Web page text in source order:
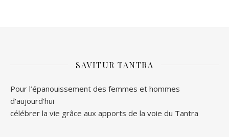
SAVITUR TANTRA
Pour l’épanouissement des femmes et hommes
d'aujourd'hui
célébrer la vie grâce aux apports de la voie du Tantra